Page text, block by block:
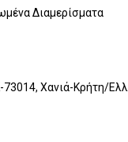
Διαμερίσματα
Χανιά-Κρήτη/